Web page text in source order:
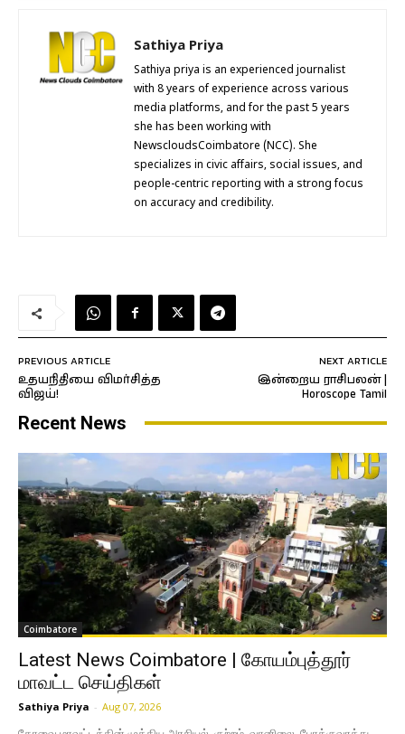
Sathiya Priya
Sathiya priya is an experienced journalist
with 8 years of experience across various
media platforms, and for the past 5 years
she has been working with
NewscloudsCoimbatore (NCC). She
specializes in civic affairs, social issues, and
people-centric reporting with a strong focus
on accuracy and credibility.
PREVIOUS ARTICLE
உதயநிதியை விமர்சித்த
விஜய்!
NEXT ARTICLE
இன்றைய ராசிபலன் |
Horoscope Tamil
Recent News
Coimbatore
Latest News Coimbatore | கோயம்புத்தூர்
மாவட்ட செய்திகள்
Sathiya Priya - Aug 07, 2026